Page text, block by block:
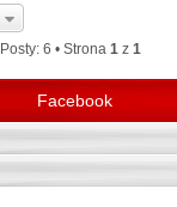
Posty: 6 • Strona 1 z 1
Facebook